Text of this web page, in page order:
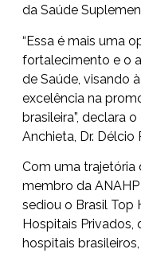
da Saúde
“Essa é mais uma
fortalecimento e o
de Saúde, visando
excelência na
brasileira”, declara
Anchieta, Dr. Délcio
Com uma trajetória
membro da
sediou o Brasil Top
Hospitais Privados,
hospitais